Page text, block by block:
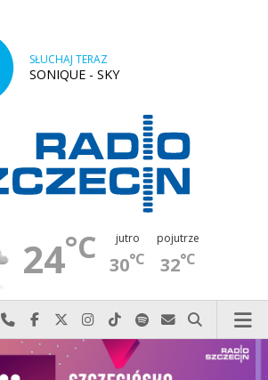
SŁUCHAJ TERAZ
SONIQUE - SKY
24°C jutro
30°C
pojutrze
32°C
Najlepiej po prostu do nas zadzwoń
Odwiedź nas na Facebook-u
Odwiedź nas na X
Odwiedź nas na Instagram-ie
Odwiedź nas na TikTok-u
Szukaj nas na Spotify
Wyślij do nas
Szukaj